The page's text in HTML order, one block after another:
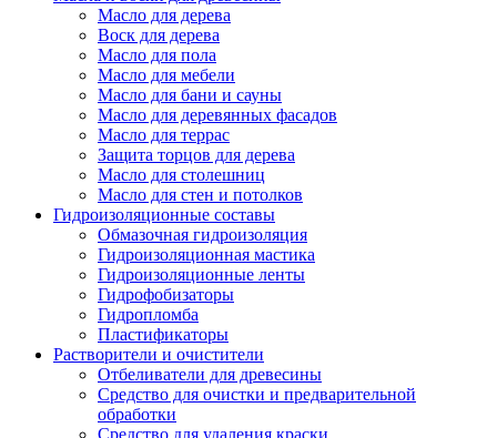
Масло для дерева
Воск для дерева
Масло для пола
Масло для мебели
Масло для бани и сауны
Масло для деревянных фасадов
Масло для террас
Защита торцов для дерева
Масло для столешниц
Масло для стен и потолков
Гидроизоляционные составы
Обмазочная гидроизоляция
Гидроизоляционная мастика
Гидроизоляционные ленты
Гидрофобизаторы
Гидропломба
Пластификаторы
Растворители и очистители
Отбеливатели для древесины
Средство для очистки и предварительной
обработки
Средство для удаления краски